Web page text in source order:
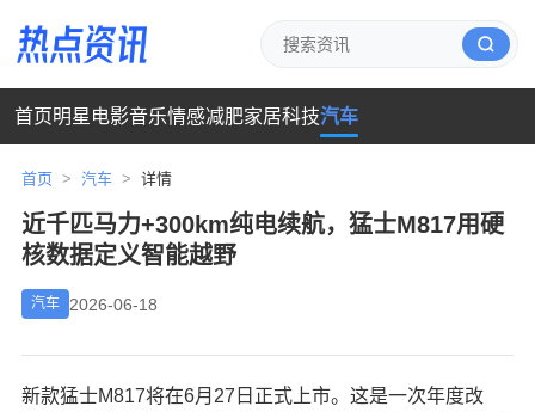
首页明星 电影音乐情感减肥家居科技汽车
首页 > 汽车 > 详情
近千匹马力+300km纯电续航，猛士M817用硬
核数据定义智能越野
汽车 2026-06-18
新款猛士M817将在6月27日正式上市。这是一次年度改